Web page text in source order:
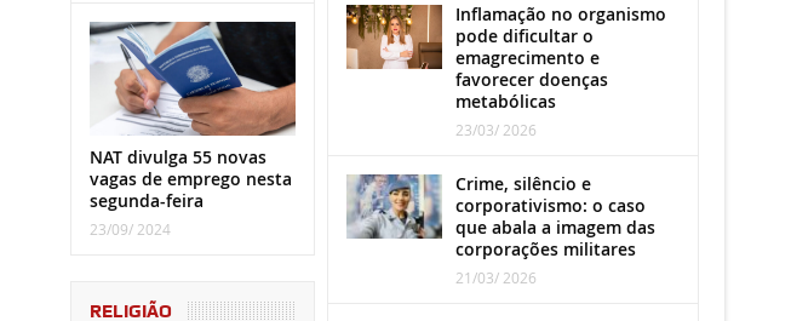
NAT divulga 55 novas
vagas de emprego nesta
segunda-feira
23/09/ 2024
RELIGIÃO
Inflamação no organismo
pode dificultar o
emagrecimento e
favorecer doenças
metabólicas
23/03/ 2026
Crime, silêncio e
corporativismo: o caso
que abala a imagem das
corporações militares
21/03/ 2026